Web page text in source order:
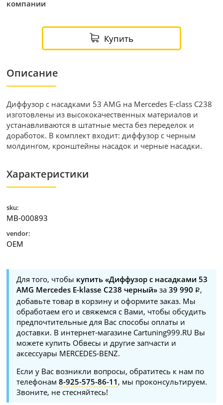
компании
Купить
Описание
Диффузор с насадками 53 AMG на Mercedes E-class C238
изготовлены из высококачественных материалов и
устанавливаются в штатные места без переделок и
доработок. В комплект входит: диффузор с черным
молдингом, кронштейны насадок и черные насадки.
Характеристики
sku:
MB-000893
vendor:
OEM
Для того, чтобы купить «Диффузор с насадками 53
AMG Mercedes E-klasse C238 черный» за39 990
,
добавьте товар в корзину и оформите заказ. Мы
обработаем его и свяжемся с Вами, чтобы обсудить
предпочтительные для Вас способы оплаты и
доставки. В интернет-магазине Cartuning999.RU Вы
можете купить Обвесы и другие запчасти и
аксессуары MERCEDES-BENZ.
Если у Вас возникли вопросы, обратитесь к нам по
телефонам8-925-575-86-11 , мы проконсультируем.
Звоните, не стесняйтесь!